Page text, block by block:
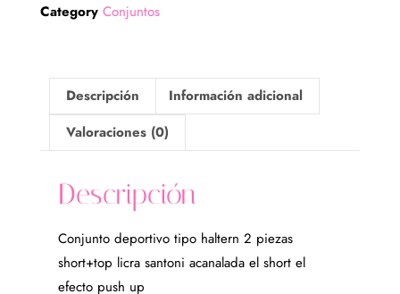
Category Conjuntos
Descripción
Información adicional
Valoraciones (0)
Descripción
Conjunto deportivo tipo haltern 2 piezas
short+top licra santoni acanalada el short el
efecto push up